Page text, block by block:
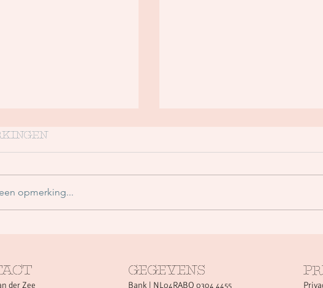
Wat gebeurt hier
opmerking...
der Zee
GEGEVENS
Bank | NL04RABO 0304 4455